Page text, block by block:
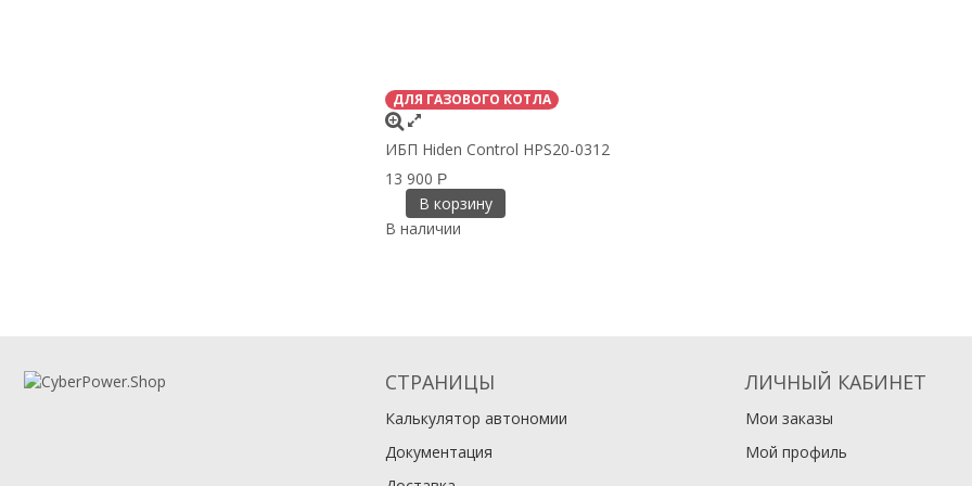
ДЛЯ ГАЗОВОГО КОТЛА
ИБП Hiden Control HPS20-0312
13 900 Р
В корзину
В наличии
СТРАНИЦЫ
Калькулятор автономии
Документация
ЛИЧНЫЙ КАБИНЕТ
Мои заказы
Мой профиль